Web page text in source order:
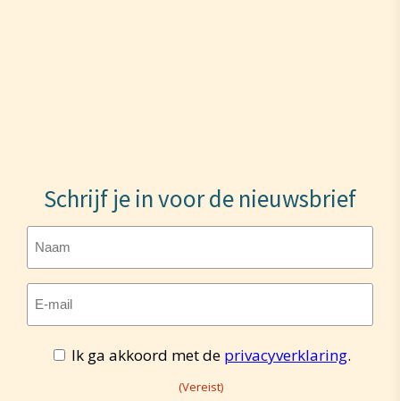
Schrijf je in voor de nieuwsbrief
mailadres
(Vereist)
Toestemming
(Vereist)
Ik ga akkoord met de privacyverklaring.
(Vereist)